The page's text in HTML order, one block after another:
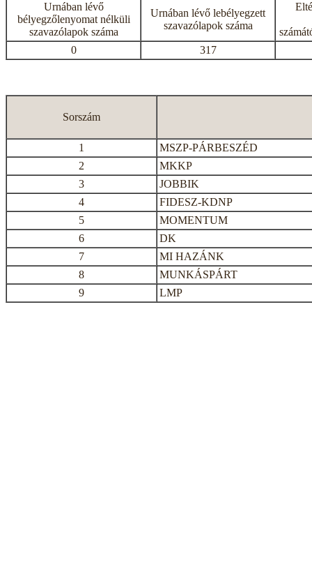
Urnában lévő
bélyegzőlenyomat nélküli
szavazólapok száma
Urnában lévő lebélyegzett
szavazólapok száma
0
317
Sorszám
1
MSZP-PÁRBESZÉD
2
MKKP
3
JOBBIK
4
FIDESZ-KDNP
5
MOMENTUM
6
DK
7
MI HAZÁNK
8
MUNKÁSPÁRT
9
LMP